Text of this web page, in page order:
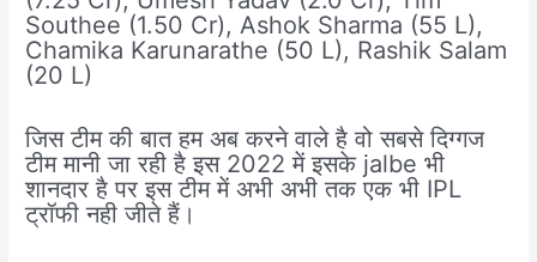
Southee (1.50 Cr), Ashok Sharma (55 L),
Chamika Karunarathe (50 L), Rashik Salam
(20 L)
जिस टीम की बात हम अब करने वाले है वो सबसे दिग्गज
टीम मानी जा रही है इस 2022 में इसके jalbe भी
शानदार है पर इस टीम में अभी अभी तक एक भी IPL
ट्रॉफी नही जीते हैं।